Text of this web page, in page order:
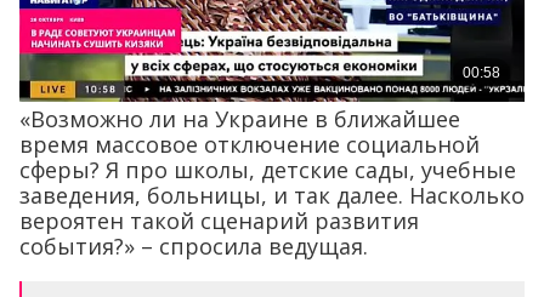
«Возможно ли на Украине в ближайшее
время массовое отключение социальной
сферы? Я про школы, детские сады, учебные
заведения, больницы, и так далее. Насколько
вероятен такой сценарий развития
события?» – спросила ведущая.